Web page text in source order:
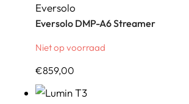
Eversolo
Eversolo DMP-A6 Streamer
Niet op voorraad
€859,00